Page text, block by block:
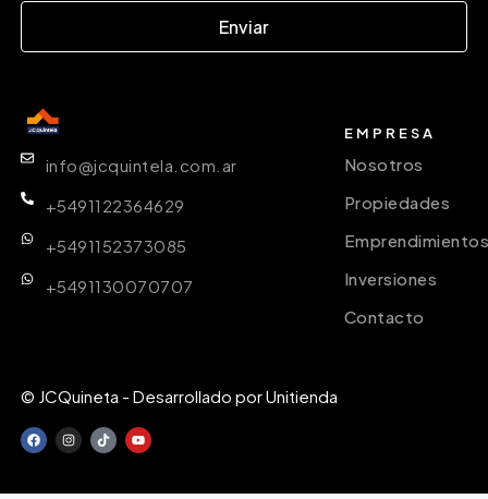
Enviar
info@jcquintela.com.ar
+5491122364629
+5491152373085
+5491130070707
EMPRESA
Nosotros
Propiedades
Inversiones
Contacto
© JCQuineta - Desarrollado por Unitienda